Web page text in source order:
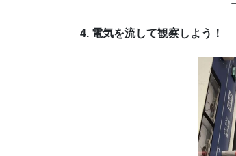
4. 電気を流して観察しよう！